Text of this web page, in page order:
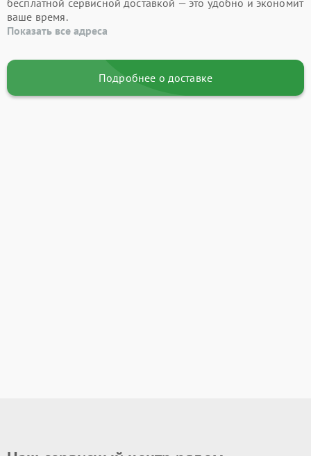
бесплатной сервисной доставкой — это удобно и экономит
ваше время.
Показать все адреса
Подробнее о доставке